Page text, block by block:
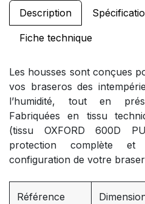
Description
Fiche technique
Les housses sont conçues
vos braseros des
l’humidité, tout en
Fabriquées en tissu
(tissu OXFORD 600D
protection complète et
configuration de votre
Référence